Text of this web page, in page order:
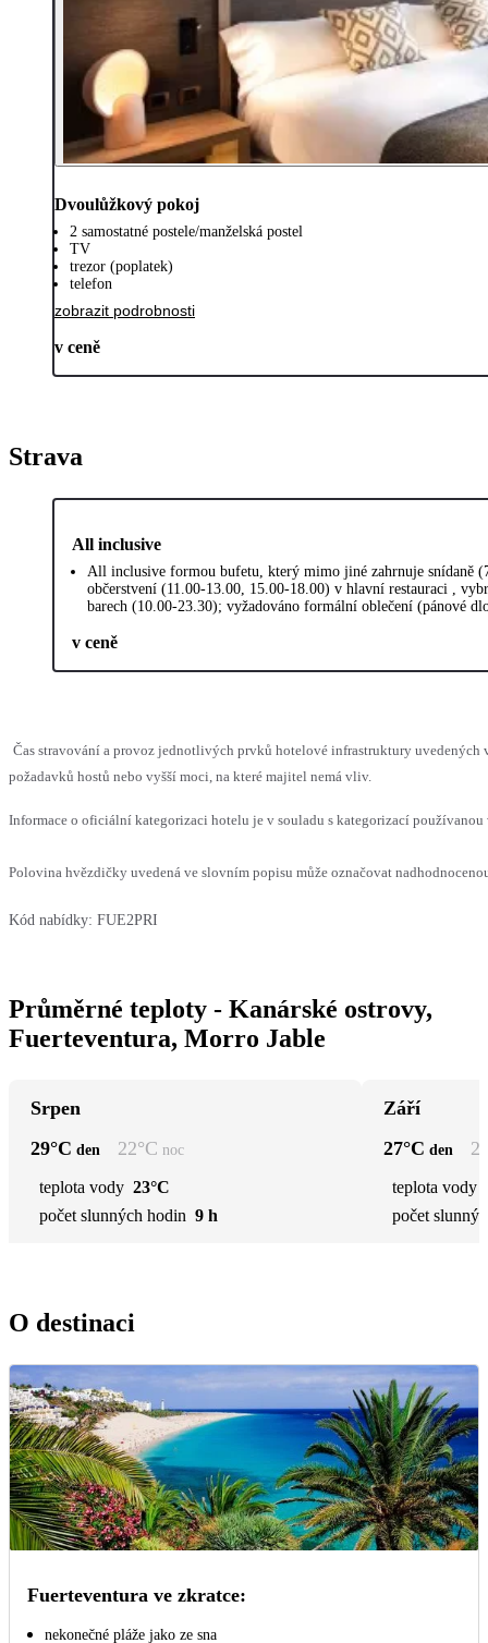
Dvoulůžkový pokoj
2 samostatné postele/manželská postel
TV
trezor (poplatek)
telefon
zobrazit podrobnosti
v ceně
Strava
All inclusive
All inclusive formou bufetu, který mimo jiné zahrnuje snídaně
občerstvení (11.00-13.00, 15.00-18.00) v hlavní restauraci ,
barech (10.00-23.30); vyžadováno formální oblečení (pánové
v ceně
Čas stravování a provoz jednotlivých prvků hotelové infrastruktury uvedených
požadavků hostů nebo vyšší moci, na které majitel nemá vliv.
Informace o oficiální kategorizaci hotelu je v souladu s kategorizací
Polovina hvězdičky uvedená ve slovním popisu může označovat
Kód nabídky: FUE2PRI
Průměrné teploty - Kanárské ostrovy,
Fuerteventura, Morro Jable
Srpen
29°C den 22°C noc
teplota vody 23°C
počet slunných hodin 9 h
Září
27°C den
teplota vody
počet
O destinaci
Fuerteventura ve zkratce:
nekonečné pláže jako ze sna